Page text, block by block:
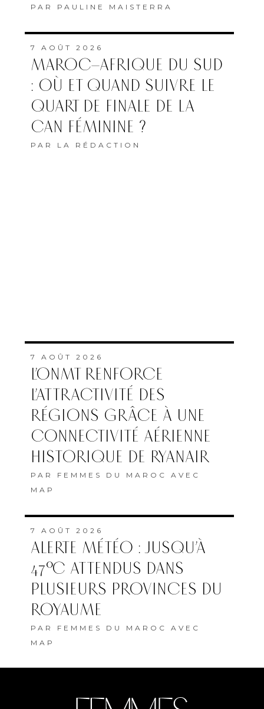
PAR PAULINE MAISTERRA
7 AOÛT 2026
MAROC–AFRIQUE DU SUD
: OÙ ET QUAND SUIVRE LE
QUART DE FINALE DE LA
CAN FÉMININE ?
PAR LA RÉDACTION
7 AOÛT 2026
L’ONMT RENFORCE
L’ATTRACTIVITÉ DES
RÉGIONS GRÂCE À UNE
CONNECTIVITÉ AÉRIENNE
HISTORIQUE DE RYANAIR
PAR FEMMES DU MAROC AVEC
MAP
7 AOÛT 2026
ALERTE MÉTÉO : JUSQU’À
47°C ATTENDUS DANS
PLUSIEURS PROVINCES DU
ROYAUME
PAR FEMMES DU MAROC AVEC
MAP